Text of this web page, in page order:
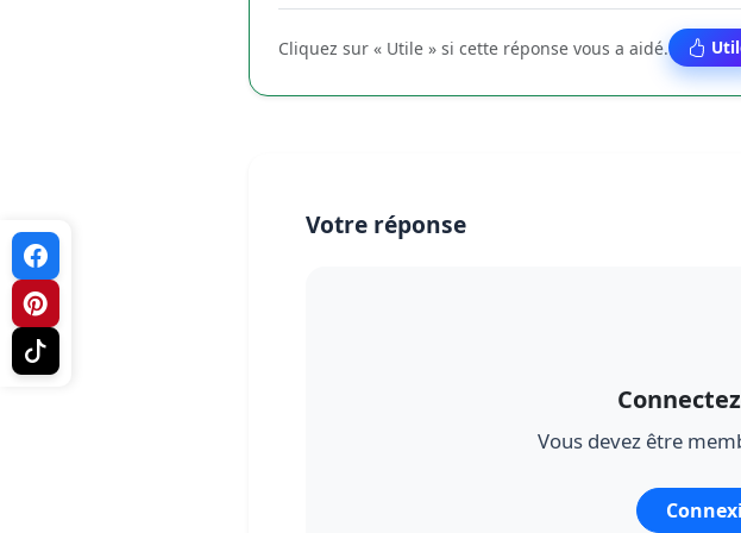
Cliquez sur « Utile » si cette réponse vous a aidé.
Votre réponse
Vous devez être